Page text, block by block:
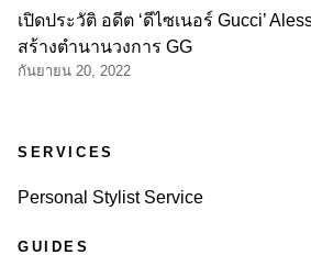
เปิดประวัติ อดีต ‘ดีไซเนอร์ Gucci’
สร้างตำนานวงการ GG
กันยายน 20, 2022
SERVICES
Personal Stylist Service
GUIDES